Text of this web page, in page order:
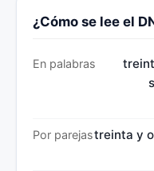
¿Cómo se lee el
En palabras
Por parejastreinta y